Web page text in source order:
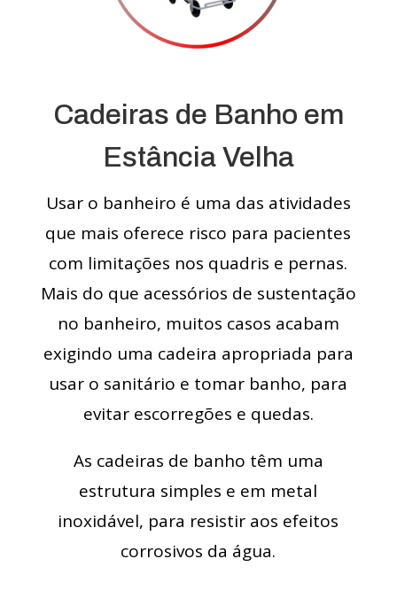
Cadeiras de Banho em
Estância Velha
Usar o banheiro é uma das atividades
que mais oferece risco para pacientes
com limitações nos quadris e pernas.
Mais do que acessórios de sustentação
no banheiro, muitos casos acabam
exigindo uma cadeira apropriada para
usar o sanitário e tomar banho, para
evitar escorregões e quedas.
As cadeiras de banho têm uma
estrutura simples e em metal
inoxidável, para resistir aos efeitos
corrosivos da água.